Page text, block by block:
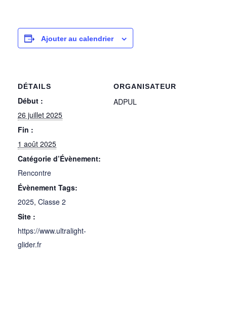
Ajouter au calendrier
DÉTAILS
Début :
26 juillet 2025
Fin :
1 août 2025
Catégorie d’Évènement:
Rencontre
Évènement Tags:
2025, Classe 2
Site :
https://www.ultralight-
glider.fr
ORGANISATEUR
ADPUL